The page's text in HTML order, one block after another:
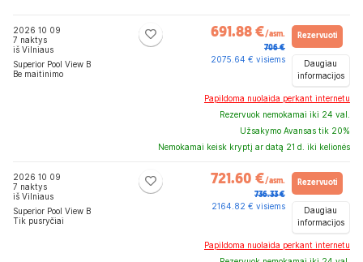
2026 10 09
7 naktys
iš Vilniaus
Superior Pool View B
Be maitinimo
691.88 €/asm.
706 €
2075.64 € visiems
Rezervuoti
Daugiau
informacijos
Papildoma nuolaida perkant internetu
Rezervuok nemokamai iki 24 val.
Užsakymo Avansas tik 20%
Nemokamai keisk kryptį ar datą 21 d. iki kelionės
2026 10 09
7 naktys
iš Vilniaus
Superior Pool View B
Tik pusryčiai
721.60 €/asm.
736.33 €
2164.82 € visiems
Rezervuoti
Daugiau
informacijos
Papildoma nuolaida perkant internetu